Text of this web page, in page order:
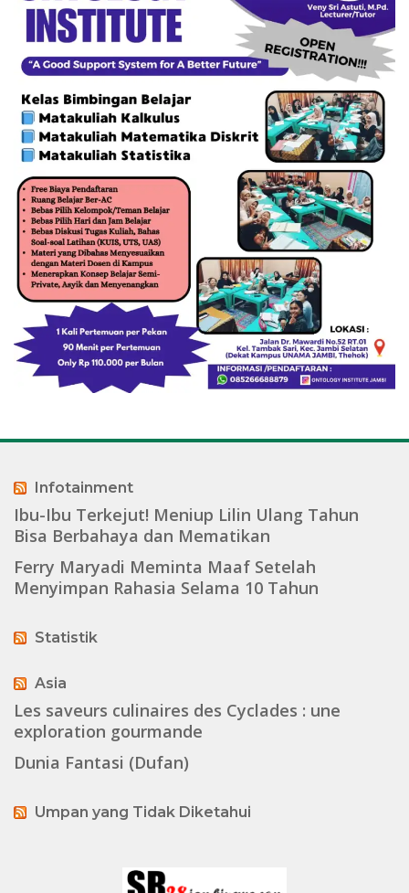
Infotainment
Ibu-Ibu Terkejut! Meniup Lilin Ulang Tahun
Bisa Berbahaya dan Mematikan
Ferry Maryadi Meminta Maaf Setelah
Menyimpan Rahasia Selama 10 Tahun
Statistik
Asia
Les saveurs culinaires des Cyclades : une
exploration gourmande
Dunia Fantasi (Dufan)
Umpan yang Tidak Diketahui